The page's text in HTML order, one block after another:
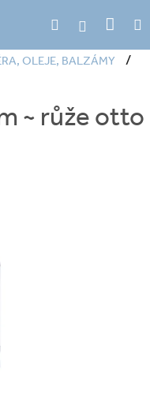
HledatPřihlášení
košík
OLEJE, BALZÁMY /
~ růže otto